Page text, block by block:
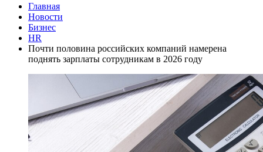
Главная
Новости
Бизнес
HR
Почти половина российских компаний намерена
поднять зарплаты сотрудникам в 2026 году